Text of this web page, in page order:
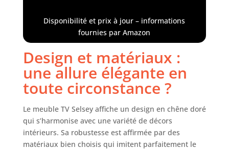
Cette armoire de
télévision dispose
de quatre
plateaux en verre
ainsi qu'un
compartiment
avec des portes à
Disponibilité et prix à jour – informations
fournies par Amazon
Design et matériaux :
une allure élégante en
toute circonstance ?
Le meuble TV Selsey affiche un design en chêne doré
qui s’harmonise avec une variété de décors
intérieurs. Sa robustesse est affirmée par des
matériaux bien choisis qui imitent parfaitement le